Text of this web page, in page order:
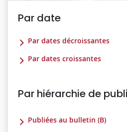
Par date
Par dates décroissantes
Par dates croissantes
Par hiérarchie de
Publiées au bulletin (B)